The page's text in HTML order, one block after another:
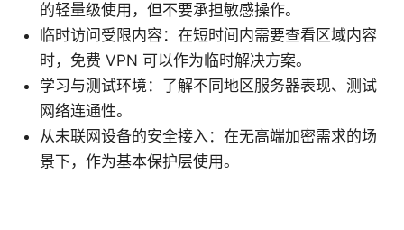
的轻量级使用，但不要承担敏感操作。
临时访问受限内容：在短时间内需要查看区域内容
时，免费 VPN 可以作为临时解决方案。
学习与测试环境：了解不同地区服务器表现、测试
网络连通性。
从未联网设备的安全接入：在无高端加密需求的场
景下，作为基本保护层使用。